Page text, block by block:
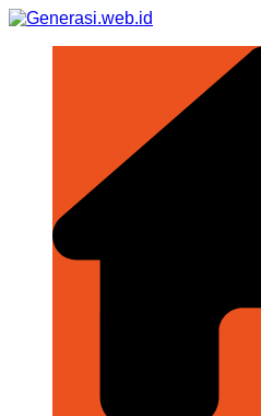
Skip